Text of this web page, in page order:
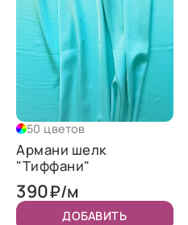
50 цветов
Армани шелк
"Тиффани"
390₽/м
ДОБАВИТЬ